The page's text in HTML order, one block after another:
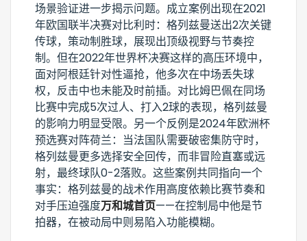
场景验证进一步揭示问题。成立案例出现在2021
年欧国联半决赛对比利时：格列兹曼送出2次关键
传球，策动制胜球，展现出顶级视野与节奏控
制。但在2022年世界杯决赛这样的高压环境中，
面对阿根廷针对性逼抢，他多次在中场丢失球
权，反击中也未能及时前插。对比姆巴佩在同场
比赛中完成5次过人、打入2球的表现，格列兹曼
的影响力明显受限。另一个反例是2024年欧洲杯
预选赛对阵荷兰：当法国队需要破密集防守时，
格列兹曼更多选择安全回传，而非冒险直塞或远
射，最终球队0-2落败。这些案例共同指向一个
事实：格列兹曼的战术作用高度依赖比赛节奏和
对手压迫强度万和城首页——在控制局中他是节
拍器，在被动局中则易陷入功能模糊。